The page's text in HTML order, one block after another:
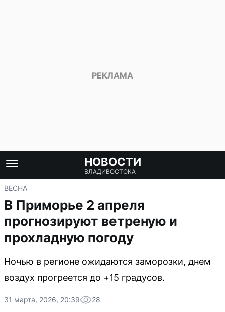
НОВОСТИ
ВЛАДИВОСТОКА
ВЕСНА
В Приморье 2 апреля
прогнозируют ветреную и
прохладную погоду
Ночью в регионе ожидаются заморозки, днем
воздух прогреется до +15 градусов.
31 марта, 2026, 20:39 28